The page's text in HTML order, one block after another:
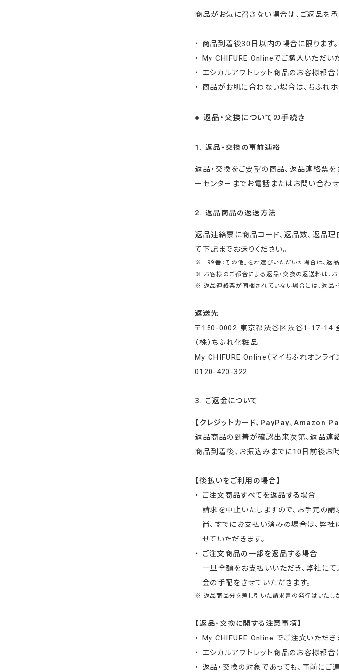
商品がお気に召さない場合は、ご返品を承
・ 商品到着後30日以内の場合に限ります。
・ My CHIFURE Onlineでご購入いただい
・ エシカルアウトレット商品のお客様都合
・ 商品がお肌に合わない場合は、ちふれ
● 返品・交換についての手続き
1. 返品・交換の事前連絡
返品・交換をご要望の商品、返品連絡票
ーセンター までお電話または お問い合わ
2. 返品商品の返送方法
返品連絡票に商品コード、返品数、返品
て下記までお送りください。
※ 「99番：その他」をお選びいただいた場合は、返
※ お客様のご都合による返品・交換の返送料は、お
※ 返品連絡票が同梱されていない場合には、返品・
返送先
〒150-0002 東京都渋谷区渋谷1-17-14
（株）ちふれ化粧品
My CHIFURE Online（マイちふれオンライ
0120-420-322
3. ご返金について
【クレジットカード、PayPay、Amazon
返品商品の到着が確認出来次第、返品連
商品到着後、お振込みまでに10日前後お
【後払いをご利用の場合】
・ ご注文商品すべてを返品する場合
請求を中止いたしますので、お手元の請
尚、すでにお支払い済みの場合は、弊
せていただきます。
・ ご注文商品の一部を返品する場合
一旦全額をお支払いいただき、弊社に
金の手配をさせていただきます。
※ 返品商品分を差し引いた請求書の発行はいたしか
【返品・交換に関する注意事項】
・ My CHIFURE Online でご注文いただき
・ エシカルアウトレット商品のお客様都合
・ 返品・交換の対象であっても、事前に